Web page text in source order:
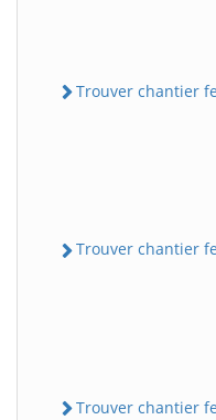
Trouver chantier
Trouver chantier
Trouver chantier